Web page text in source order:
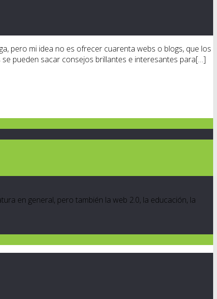
pero mi idea no es ofrecer cuarenta webs o blogs, que los
pueden sacar consejos brillantes e interesantes para[…]
en general, pero también la web 2.0, la educación, la